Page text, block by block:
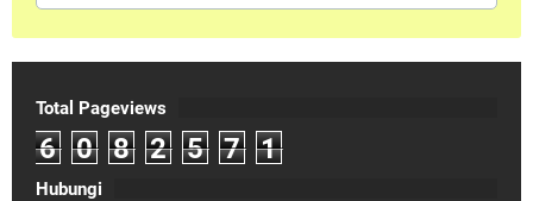
Total Pageviews
6 0 8 2 5 7 1
Hubungi